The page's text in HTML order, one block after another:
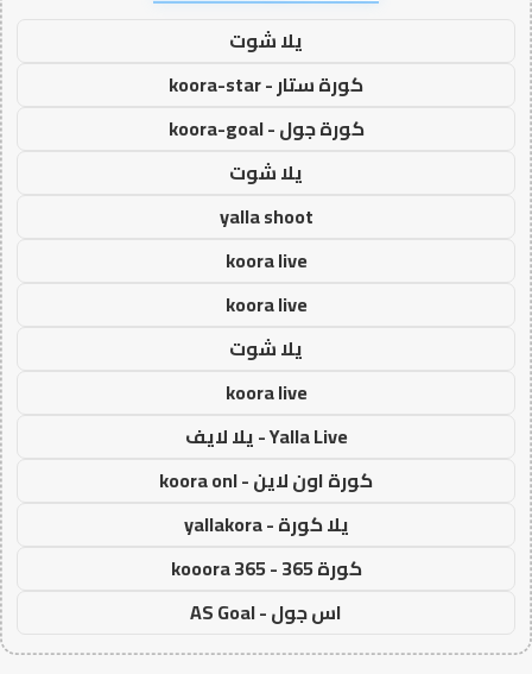
يلا شوت
كورة ستار - koora-star
كورة جول - koora-goal
يلا شوت
yalla shoot
koora live
koora live
يلا شوت
koora live
Yalla Live - يلا لايف
كورة اون لاين - koora onl
يلا كورة - yallakora
كورة 365 - kooora 365
اس جول - AS Goal